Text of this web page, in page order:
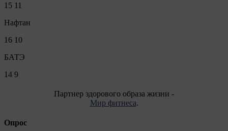
15 11
Нафтан
16 10
БАТЭ
14 9
Партнер здорового образа жизни -
Мир фитнеса.
Опрос